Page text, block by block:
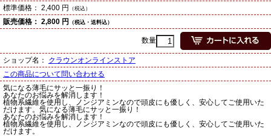
標準価格： 2,400 円 （税込）
販売価格： 2,800 円 （税込・送料込）
数量
ショップ名： クラウンオンラインストア
この商品について問い合わせる
気になる薄毛にサッと一振り！
あなたのお悩みを解消します！
植物系繊維を使用し、ノンジアミンなので頭皮にも優しく、安心してご使用いた
だけます。気になる薄毛にサッと一振り！
あなたのお悩みを解消します！
植物系繊維を使用し、ノンジアミンなので頭皮にも優しく、安心してご使用いた
だけます。